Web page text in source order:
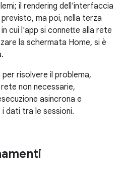
il rendering dell'interfaccia
ma poi, nella terza
cui l'app si connette alla rete
la schermata Home, si è
risolvere il problema,
non necessarie,
asincrona e
dati tra le sessioni.